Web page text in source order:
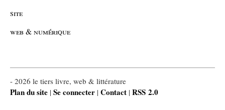
site
web & numérique
- 2026 le tiers livre, web & littérature
Plan du site | Se connecter | Contact | RSS 2.0